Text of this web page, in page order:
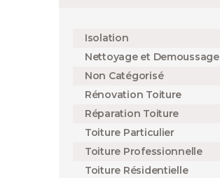
Isolation
Nettoyage et Demoussage
Non Catégorisé
Rénovation Toiture
Réparation Toiture
Toiture Particulier
Toiture Professionnelle
Toiture Résidentielle